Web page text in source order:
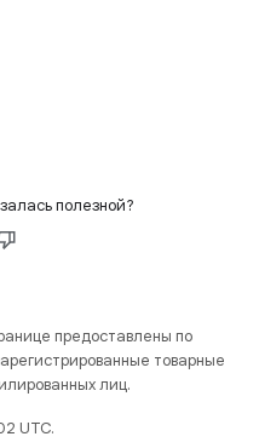
полезной?
предоставлены по
товарные
лиц.
UTC.